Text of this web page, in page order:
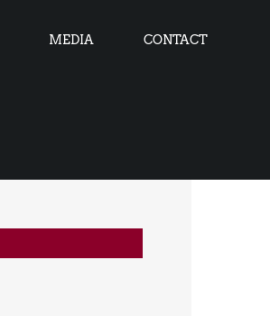
MEDIA CONTACT